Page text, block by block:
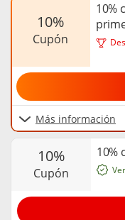
10%
cupón
10%
Más información
10%
cupón
10%